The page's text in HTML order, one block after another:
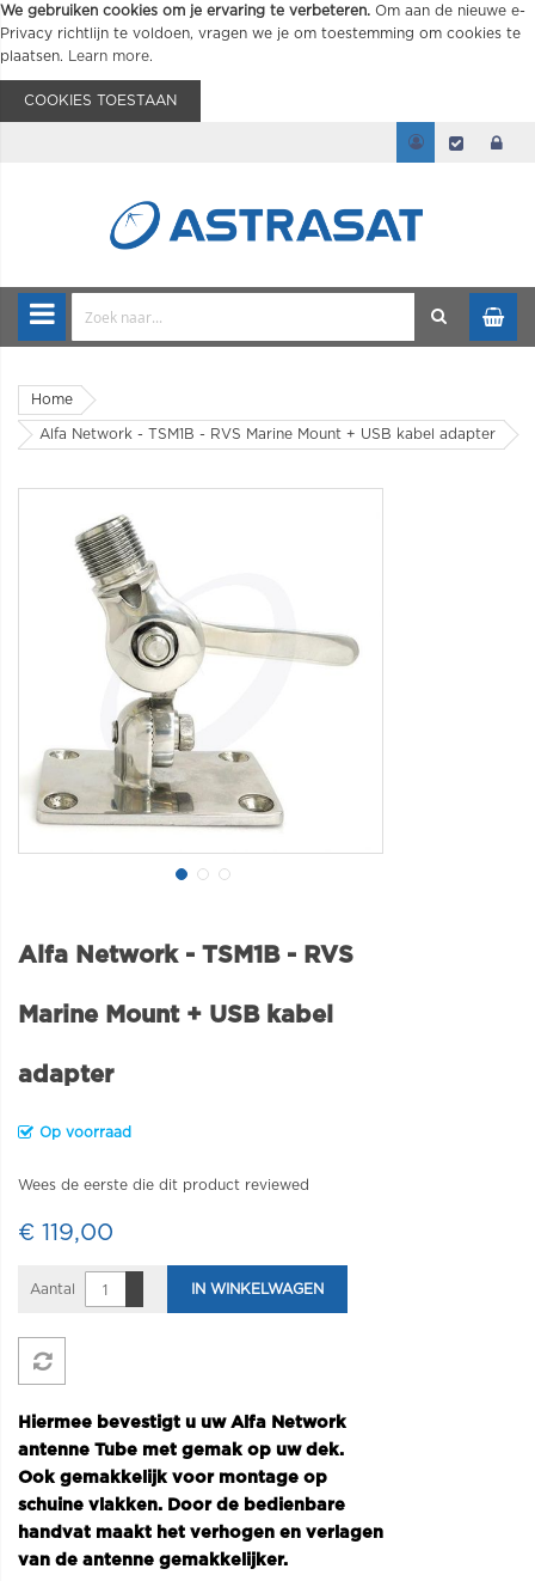
We gebruiken cookies om je ervaring te verbeteren. Om aan de nieuwe e-
Privacy richtlijn te voldoen, vragen we je om toestemming om cookies te
plaatsen.
Learn more.
COOKIES TOESTAAN
Home
Alfa Network - TSM1B - RVS Marine Mount + USB kabel adapter
Alfa Network - TSM1B - RVS
Marine Mount + USB kabel
adapter
Op voorraad
Wees de eerste die dit product reviewed
€ 119,00
Aantal IN WINKELWAGEN
Hiermee bevestigt u uw Alfa Network
antenne Tube met gemak op uw dek.
Ook gemakkelijk voor montage op
schuine vlakken. Door de bedienbare
handvat maakt het verhogen en verlagen
van de antenne gemakkelijker.